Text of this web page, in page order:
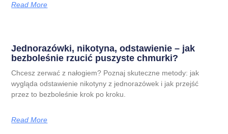
Read More
Jednorazówki, nikotyna, odstawienie – jak
bezboleśnie rzucić puszyste chmurki?
Chcesz zerwać z nałogiem? Poznaj skuteczne metody: jak
wygląda odstawienie nikotyny z jednorazówek i jak przejść
przez to bezboleśnie krok po kroku.
Read More